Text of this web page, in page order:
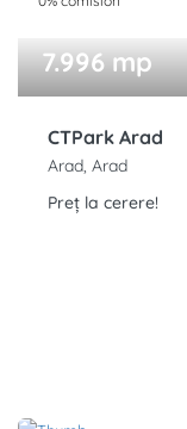
7.996 mp
CTPark Arad
Arad, Arad
Preț la cerere!